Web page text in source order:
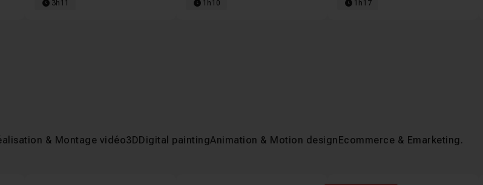
3h11 1h10 1h17
& Montage vidéo3DDigital paintingAnimation & Motion designEcommerce & Emarketing...